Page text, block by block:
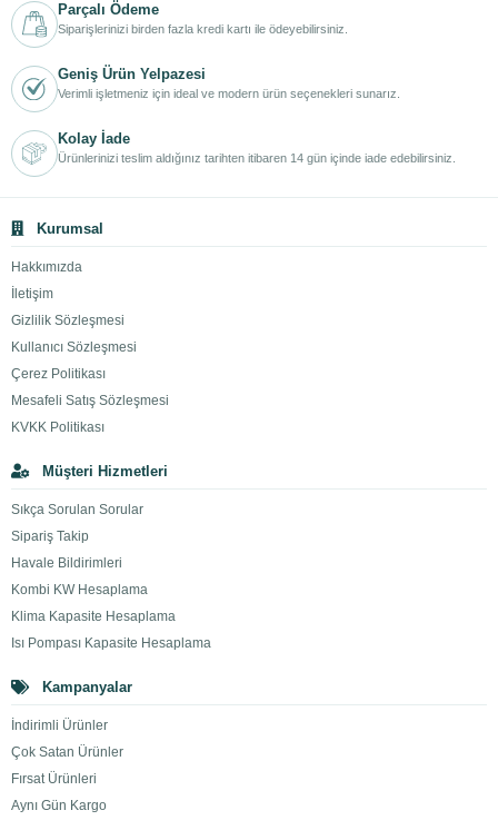
Parçalı Ödeme
Siparişlerinizi birden fazla kredi kartı ile ödeyebilirsiniz.
Geniş Ürün Yelpazesi
Verimli işletmeniz için ideal ve modern ürün seçenekleri sunarız.
Kolay İade
Ürünlerinizi teslim aldığınız tarihten itibaren 14 gün içinde iade edebilirsiniz.
Kurumsal
Hakkımızda
İletişim
Gizlilik Sözleşmesi
Kullanıcı Sözleşmesi
Çerez Politikası
Mesafeli Satış Sözleşmesi
KVKK Politikası
Müşteri Hizmetleri
Sıkça Sorulan Sorular
Sipariş Takip
Havale Bildirimleri
Kombi KW Hesaplama
Klima Kapasite Hesaplama
Isı Pompası Kapasite Hesaplama
Kampanyalar
İndirimli Ürünler
Çok Satan Ürünler
Fırsat Ürünleri
Aynı Gün Kargo